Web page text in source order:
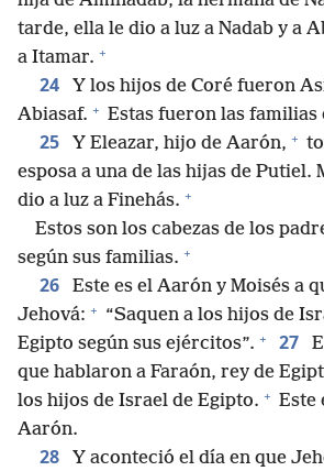
tarde, ella le dio a luz a Nadab y a
a Itamar. +
24
Y los hijos de Coré fueron
Abiasaf. + Estas fueron las familias
25 Y Eleazar, hijo de Aarón, +
esposa a una de las hijas de Putiel.
dio a luz a Finehás. +
Estos son los cabezas de los
según sus familias. +
26
Este es el Aarón y Moisés a
Jehová: + “Saquen a los hijos de
Egipto según sus ejércitos”. + 27
que hablaron a Faraón, rey de
los hijos de Israel de Egipto. + Este
Aarón.
28
Y aconteció el día en que